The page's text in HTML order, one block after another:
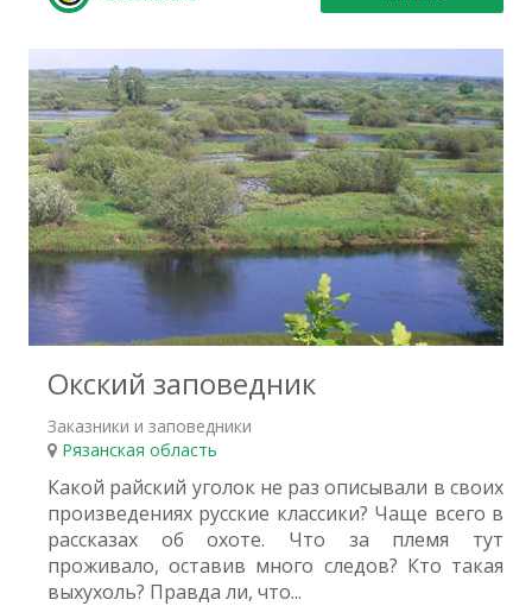
1
Окский заповедник
Заказники и заповедники
Рязанская область
Какой райский уголок не раз описывали в своих
произведениях русские классики? Чаще всего в
рассказах об охоте. Что за племя тут
проживало, оставив много следов? Кто такая
выхухоль? Правда ли, что...